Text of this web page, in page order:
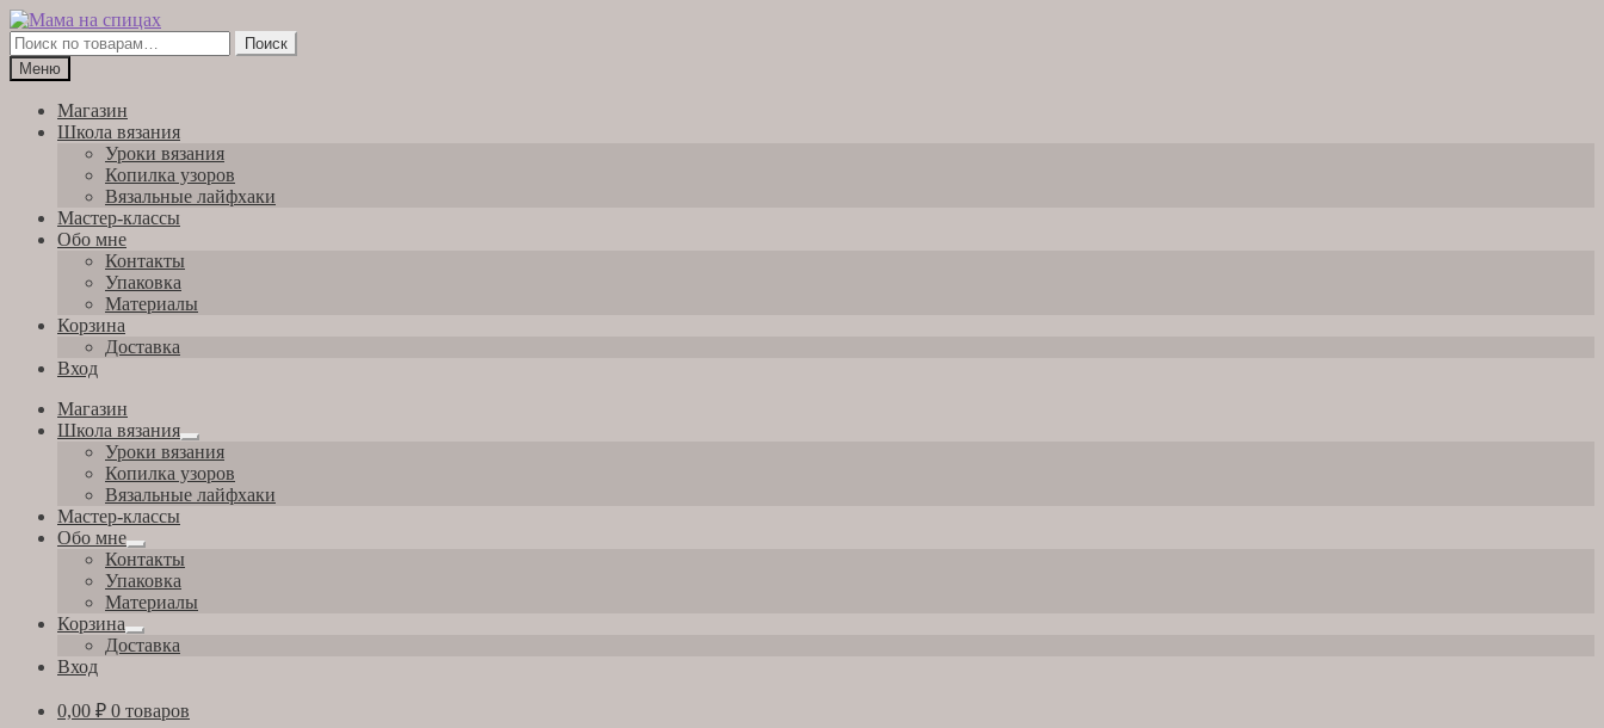
Перейти
к
навигации
Перейти
к
содержимому
Искать:
Поиск
Меню
Магазин
Школа вязания
Уроки вязания
Копилка узоров
Вязальные лайфхаки
Мастер-классы
Обо мне
Контакты
Упаковка
Материалы
Корзина
Доставка
Вход
Магазин
Школа вязания
Развернутое
вложенное
меню
Уроки вязания
Копилка узоров
Вязальные лайфхаки
Мастер-классы
Обо мне
Развернутое
вложенное
меню
Контакты
Упаковка
Материалы
Корзина
Развернутое
вложенное
Доставка
Вход
0,00 ₽ 0 товаров